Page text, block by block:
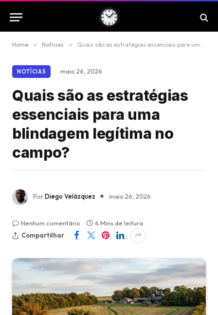
Home » Notícias » Quais são as estratégias essenciais para uma blindagem legítima no campo?
NOTÍCIAS maio 26, 2026
Quais são as estratégias
essenciais para uma
blindagem legítima no
campo?
PorDiego Velázquez maio 26, 2026
Nenhum comentário
4 Mins de leitura
Compartilhar